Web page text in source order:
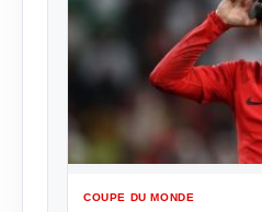
COUPE DU MONDE